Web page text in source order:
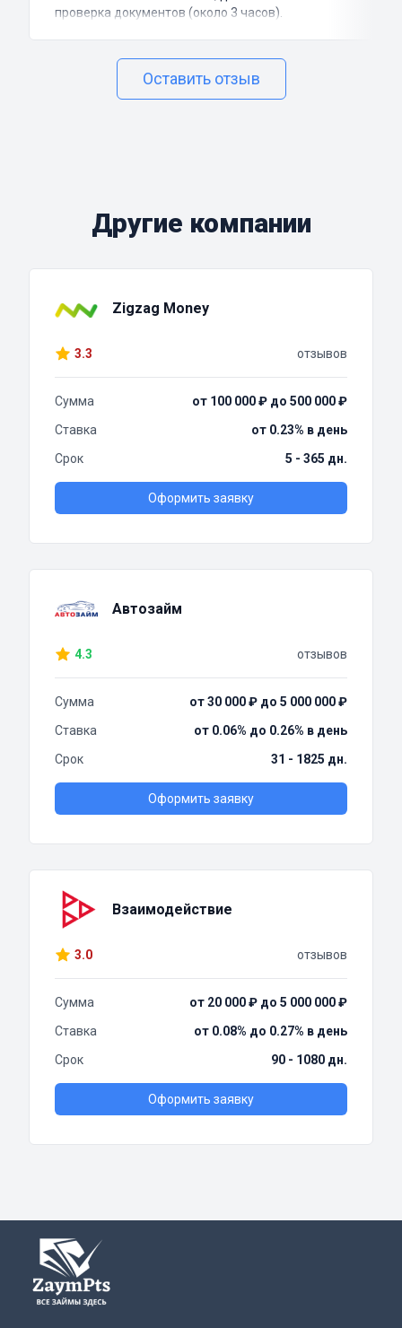
проверка документов (около 3 часов).
Оставить отзыв
Другие компании
Zigzag Money
3.3 отзывов
Сумма
от 100 000 ₽ до 500 000 ₽
Ставка
от 0.23% в день
Срок
5 - 365 дн.
Оформить заявку
Автозайм
4.3 отзывов
Сумма
от 30 000 ₽ до 5 000 000 ₽
Ставка
от 0.06% до 0.26% в день
Срок
31 - 1825 дн.
Оформить заявку
Взаимодействие
3.0 отзывов
Сумма
от 20 000 ₽ до 5 000 000 ₽
Ставка
от 0.08% до 0.27% в день
Срок
90 - 1080 дн.
Оформить заявку